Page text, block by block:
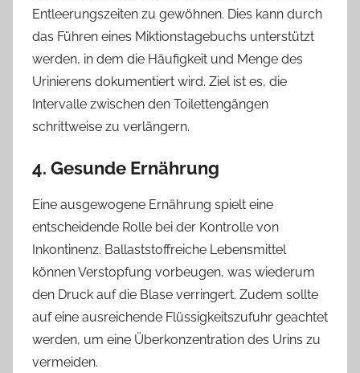
Entleerungszeiten zu gewöhnen. Dies kann durch
das Führen eines Miktionstagebuchs unterstützt
werden, in dem die Häufigkeit und Menge des
Urinierens dokumentiert wird. Ziel ist es, die
Intervalle zwischen den Toilettengängen
schrittweise zu verlängern.
4. Gesunde Ernährung
Eine ausgewogene Ernährung spielt eine
entscheidende Rolle bei der Kontrolle von
Inkontinenz. Ballaststoffreiche Lebensmittel
können Verstopfung vorbeugen, was wiederum
den Druck auf die Blase verringert. Zudem sollte
auf eine ausreichende Flüssigkeitszufuhr geachtet
werden, um eine Überkonzentration des Urins zu
vermeiden.